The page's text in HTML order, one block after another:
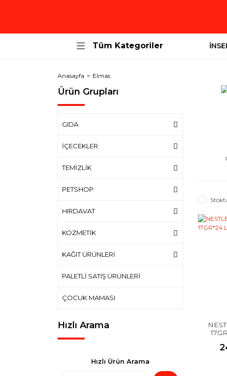
Tüm Kategoriler
Anasayfa Elmas
Ürün Grupları
GIDA
İÇECEKLER
TEMİZLİK
PETSHOP
HIRDAVAT
KOZMETİK
KAĞIT ÜRÜNLERİ
PALETLİ SATIŞ ÜRÜNLERİ
ÇOCUK MAMASI
Hızlı Arama
Hızlı Ürün Arama